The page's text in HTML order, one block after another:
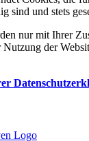
sind und stets
nur mit Ihrer
Nutzung der